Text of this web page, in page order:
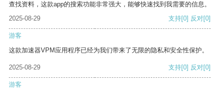
查找资料，这款app的搜索功能非常强大，能够快速找到我需要的信息。
2025-08-29
支持[0] 反对[0]
游客
这款加速器VPM应用程序已经为我们带来了无限的隐私和安全性保护。
2025-08-29 支持[0] 反对[0]
游客